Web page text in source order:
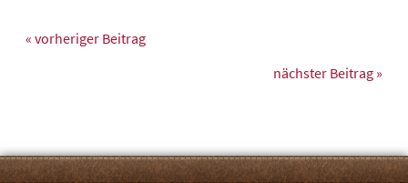
« vorheriger Beitrag
nächster Beitrag »